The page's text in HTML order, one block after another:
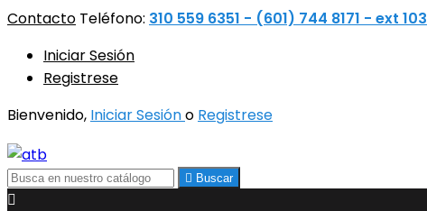
Contacto Teléfono: 310 559 6351 - (601) 744 8171 - ext 103
Iniciar Sesión
Registrese
Bienvenido, Iniciar Sesióno Registrese
 Buscar
